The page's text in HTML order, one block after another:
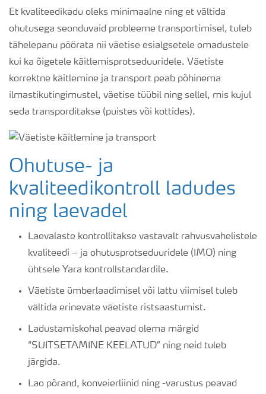
Et kvaliteedikadu oleks minimaalne ning et vältida
ohutusega seonduvaid probleeme transportimisel, tuleb
tähelepanu pöörata nii väetise esialgsetele omadustele
kui ka õigetele käitlemisprotseduuridele. Väetiste
korrektne käitlemine ja transport peab põhinema
ilmastikutingimustel, väetise tüübil ning sellel, mis kujul
seda transporditakse (puistes või kottides).
Ohutuse- ja
kvaliteedikontroll ladudes
ning laevadel
Laevalaste kontrollitakse vastavalt rahvusvahelistele
kvaliteedi – ja ohutusprotseduuridele (IMO) ning
ühtsele Yara kontrollstandardile.
Väetiste ümberlaadimisel või lattu viimisel tuleb
vältida erinevate väetiste ristsaastumist.
Ladustamiskohal peavad olema märgid
“SUITSETAMINE KEELATUD” ning neid tuleb
järgida.
Lao põrand, konveierliinid ning -varustus peavad